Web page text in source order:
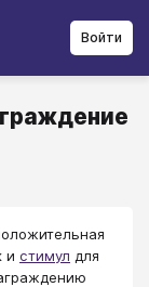
Войти
и стимул для